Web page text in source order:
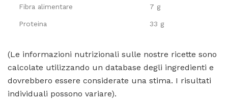
Fibra alimentare 7 g
Proteina 33 g
(Le informazioni nutrizionali sulle nostre ricette sono
calcolate utilizzando un database degli ingredienti e
dovrebbero essere considerate una stima. I risultati
individuali possono variare).